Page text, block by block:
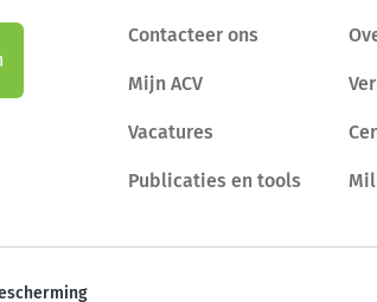
Contacteer ons
Mijn ACV
Vacatures
Publicaties en tools